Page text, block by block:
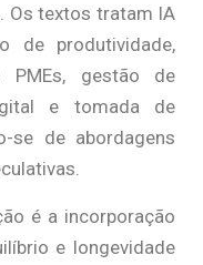
Os textos tratam IA
de produtividade,
PMEs, gestão de
e tomada de
se de abordagens
é a incorporação
e longevidade